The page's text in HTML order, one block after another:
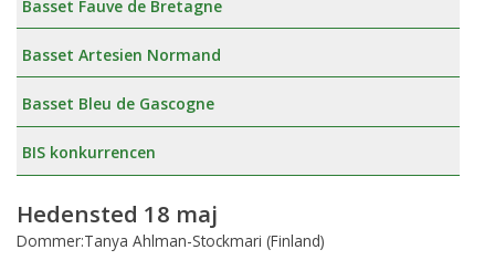
Basset Fauve de Bretagne
Basset Artesien Normand
Basset Bleu de Gascogne
BIS konkurrencen
Hedensted 18 maj
Dommer:Tanya Ahlman-Stockmari (Finland)